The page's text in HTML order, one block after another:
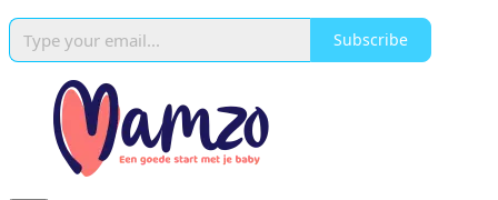
Subscribe